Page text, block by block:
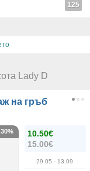
125
Lady D
на гръб
10.50€
15.00€
29.05 - 13.09